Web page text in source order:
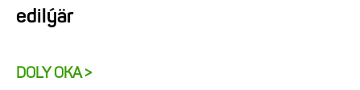
edilýär
DOLY OKA >